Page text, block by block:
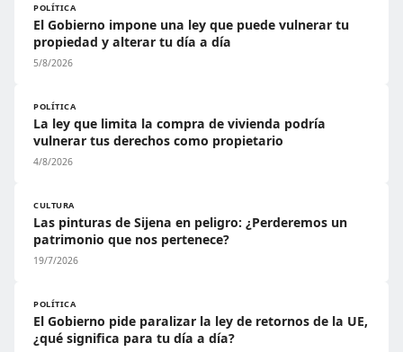
POLÍTICA
El Gobierno impone una ley que puede vulnerar tu
propiedad y alterar tu día a día
5/8/2026
POLÍTICA
La ley que limita la compra de vivienda podría
vulnerar tus derechos como propietario
4/8/2026
CULTURA
Las pinturas de Sijena en peligro: ¿Perderemos un
patrimonio que nos pertenece?
19/7/2026
POLÍTICA
El Gobierno pide paralizar la ley de retornos de la UE,
¿qué significa para tu día a día?